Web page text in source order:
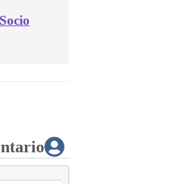
Fundamentos de ACL para Auditores
Curso Virtual: Business Intelligence para